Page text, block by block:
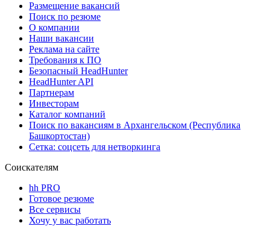
Размещение вакансий
Поиск по резюме
О компании
Наши вакансии
Реклама на сайте
Требования к ПО
Безопасный HeadHunter
HeadHunter API
Партнерам
Инвесторам
Каталог компаний
Поиск по вакансиям в Архангельском (Республика
Башкортостан)
Сетка: соцсеть для нетворкинга
Соискателям
hh PRO
Готовое резюме
Все сервисы
Хочу у вас работать